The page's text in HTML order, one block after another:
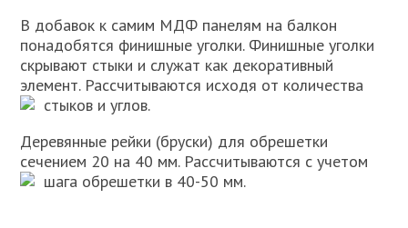
В добавок к самим МДФ панелям на балкон
понадобятся финишные уголки. Финишные уголки
скрывают стыки и служат как декоративный
элемент. Рассчитываются исходя от количества
стыков и углов.
Деревянные рейки (бруски) для обрешетки
сечением 20 на 40 мм. Рассчитываются с учетом
шага обрешетки в 40-50 мм.